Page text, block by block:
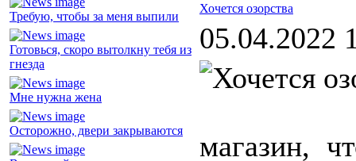
Требую, чтобы за меня выпили
Готовься, скоро вытолкну тебя из
гнезда
Мне нужна жена
Осторожно, двери закрываются
Хочется озорства
05.04.2022
магазин,